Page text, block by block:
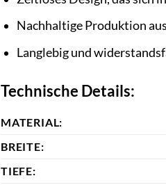
Nachhaltige Produktion
Langlebig und
Technische Details:
MATERIAL:
BREITE:
TIEFE: